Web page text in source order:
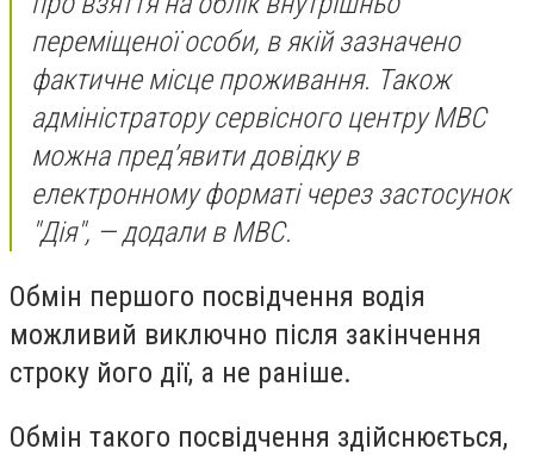
переміщеної особи, в якій зазначено
фактичне місце проживання. Також
адміністратору сервісного центру МВС
можна пред’явити довідку в
електронному форматі через застосунок
"Дія", — додали в МВС.
Обмін першого посвідчення водія
можливий виключно після закінчення
строку його дії, а не раніше.
Обмін такого посвідчення здійснюється,